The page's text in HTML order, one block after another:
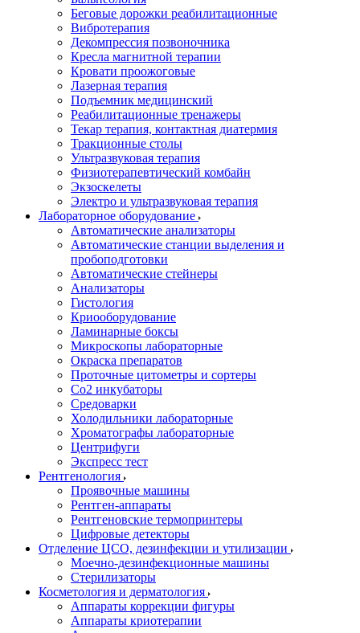
Беговые дорожки реабилитационные
Вибротерапия
Декомпрессия позвоночника
Кресла магнитной терапии
Кровати проожоговые
Лазерная терапия
Подъемник медицинский
Реабилитационные тренажеры
Текар терапия, контактная диатермия
Тракционные столы
Ультразвуковая терапия
Физиотерапевтический комбайн
Экзоскелеты
Электро и ультразвуковая терапия
Лабораторное оборудование
Автоматические анализаторы
Автоматические станции выделения и
пробоподготовки
Автоматические стейнеры
Анализаторы
Гистология
Криооборудование
Ламинарные боксы
Микроскопы лабораторные
Окраска препаратов
Проточные цитометры и сортеры
Со2 инкубаторы
Средоварки
Холодильники лабораторные
Хроматографы лабораторные
Центрифуги
Экспресс тест
Рентгенология
Проявочные машины
Рентген-аппараты
Рентгеновские термопринтеры
Цифровые детекторы
Отделение ЦСО, дезинфекции и утилизации
Моечно-дезинфекционные машины
Стерилизаторы
Косметология и дерматология
Аппараты коррекции фигуры
Аппараты криотерапии